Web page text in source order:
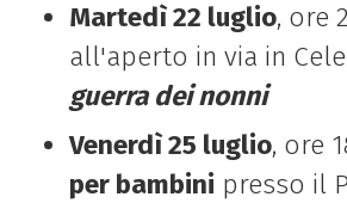
Martedì 22 luglio, ore
all'aperto in via in
guerra dei nonni
Venerdì 25 luglio, ore
per bambini presso il